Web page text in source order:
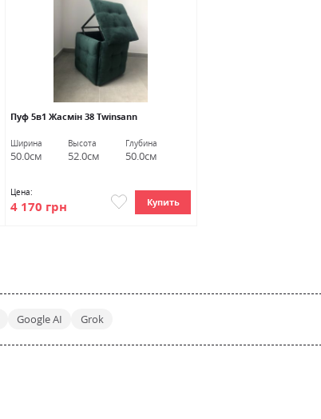
Пуф 5в1 Жасмін 38 Twinsann
Ширина
50.0см
Высота
52.0см
Глубина
50.0см
Цена:
4 170 грн Купить
Google AI Grok